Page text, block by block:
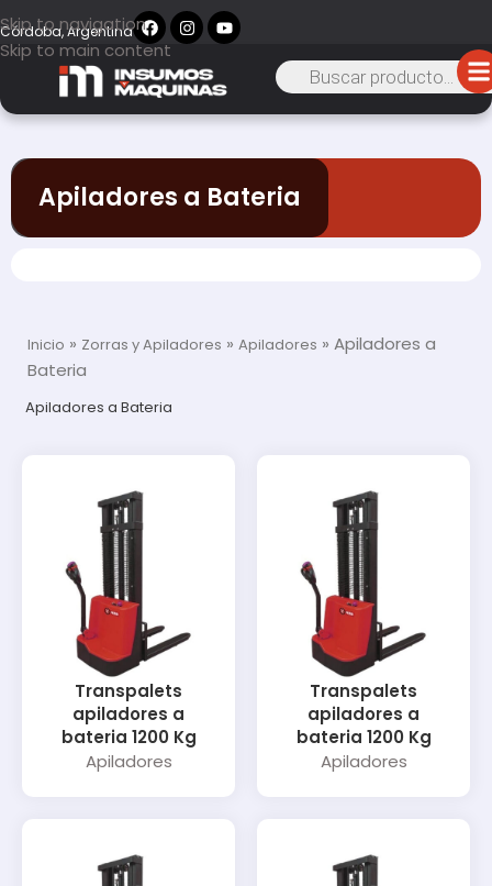
Skip to navigation
Skip to main content
Córdoba, Argentina
Apiladores a Bateria
Inicio » Zorras y Apiladores » Apiladores » Apiladores a
Bateria
Apiladores a Bateria
Transpalets
apiladores a
bateria 1200 Kg
Apiladores
Transpalets
apiladores a
bateria 1200 Kg
Apiladores